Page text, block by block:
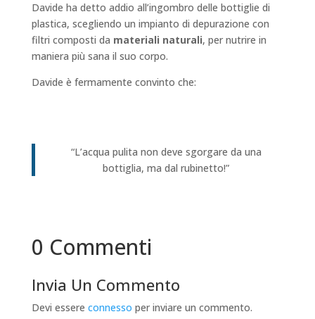
Davide ha detto addio all’ingombro delle bottiglie di
plastica, scegliendo un impianto di depurazione con
filtri composti da materiali naturali, per nutrire in
maniera più sana il suo corpo.
Davide è fermamente convinto che:
“L’acqua pulita non deve sgorgare da una
bottiglia, ma dal rubinetto!”
0 Commenti
Invia Un Commento
Devi essere connesso per inviare un commento.